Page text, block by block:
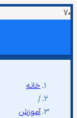
خانه
/
آموزش